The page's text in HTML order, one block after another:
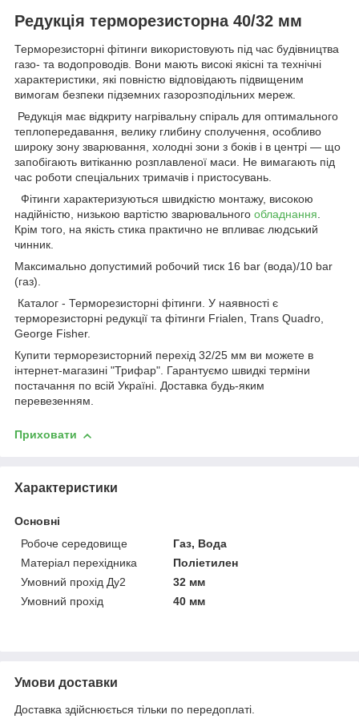
Редукція терморезисторна 40/32 мм
Терморезисторні фітинги використовують під час будівництва
газо- та водопроводів. Вони мають високі якісні та технічні
характеристики, які повністю відповідають підвищеним
вимогам безпеки підземних газорозподільних мереж.
Редукція має відкриту нагрівальну спіраль для оптимального
теплопередавання, велику глибину сполучення, особливо
широку зону зварювання, холодні зони з боків і в центрі — що
запобігають витіканню розплавленої маси. Не вимагають під
час роботи спеціальних тримачів і пристосувань.
Фітинги характеризуються швидкістю монтажу, високою
надійністю, низькою вартістю зварювального обладнання.
Крім того, на якість стика практично не впливає людський
чинник.
Максимально допустимий робочий тиск 16 bar (вода)/10 bar
(газ).
Каталог - Терморезисторні фітинги. У наявності є
терморезисторні редукції та фітинги Frialen, Trans Quadro,
George Fisher.
Купити терморезисторний перехід 32/25 мм ви можете в
інтернет-магазині "Трифар". Гарантуємо швидкі терміни
постачання по всій Україні. Доставка будь-яким
перевезенням.
Приховати
Характеристики
Основні
Робоче середовище
Газ, Вода
Матеріал перехідника
Поліетилен
Умовний прохід Ду2
32 мм
Умовний прохід
40 мм
Умови доставки
Доставка здійснюється тільки по передоплаті.